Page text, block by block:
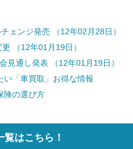
ェンジ発売 （12年02月28日）
（12年01月19日）
見通し発表 （12年01月19日）
い「車買取」お得な情報
険の選び方
はこちら！